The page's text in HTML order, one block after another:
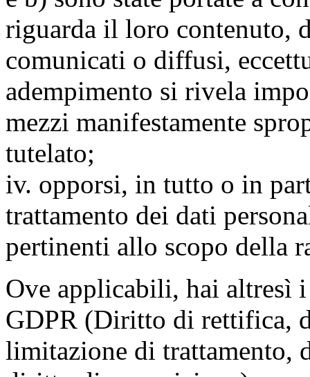
riguarda il loro contenuto,
comunicati o diffusi,
adempimento si rivela
mezzi manifestamente
tutelato;
iv. opporsi, in tutto o in
trattamento dei dati
pertinenti allo scopo della
Ove applicabili, hai
GDPR (Diritto di rettifica,
limitazione di trattamento,